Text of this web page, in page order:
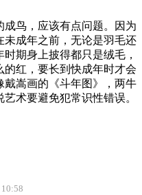
鸟，应该有点问题。因为
成年之前，无论是羽毛还
期身上披得都只是绒毛，
红，要长到快成年时才会
嵩画的《斗年图》，两牛
术要避免犯常识性错误。